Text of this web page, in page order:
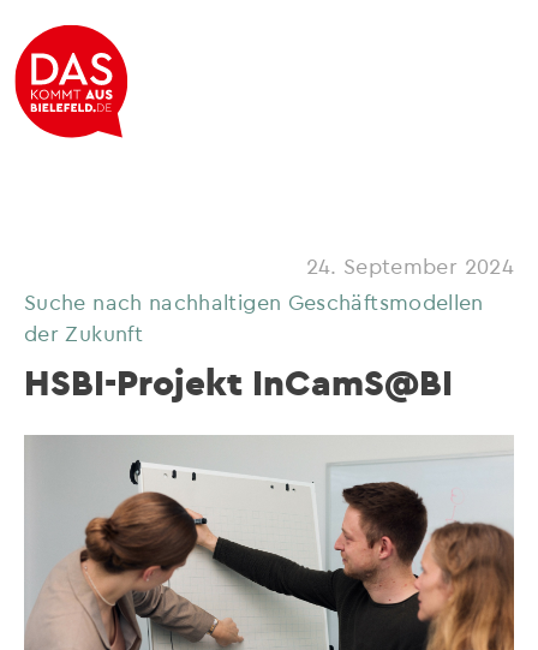
24. September 2024
Suche nach nachhaltigen Geschäftsmodellen
der Zukunft
HSBI-Projekt InCamS@BI